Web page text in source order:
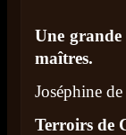
Une
maîtres.
Joséphine
Terroirs de